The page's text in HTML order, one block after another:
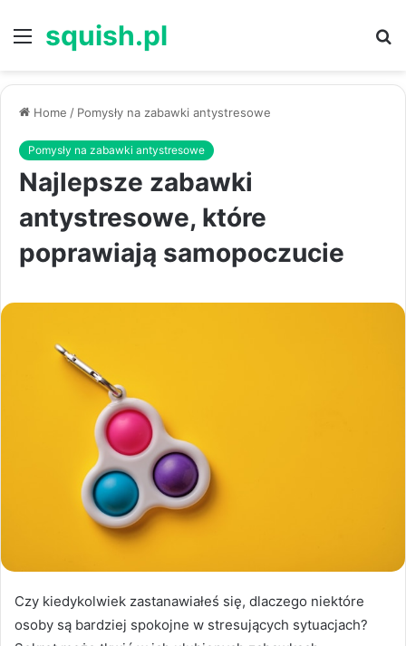
Menu
squish.pl
Home / Pomysły na zabawki antystresowe
Pomysły na zabawki antystresowe
Najlepsze zabawki
antystresowe, które
poprawiają samopoczucie
Czy kiedykolwiek zastanawiałeś się, dlaczego niektóre
osoby są bardziej spokojne w stresujących sytuacjach?